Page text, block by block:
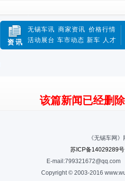
资讯
无锡车讯 商家资讯 价格行情
活动展台 车市动态 新车 人才
该篇新闻已经删除
《无锡车网
苏ICP备14029289
E-mail:799321672@qq.com
Copyright © 2003-2016